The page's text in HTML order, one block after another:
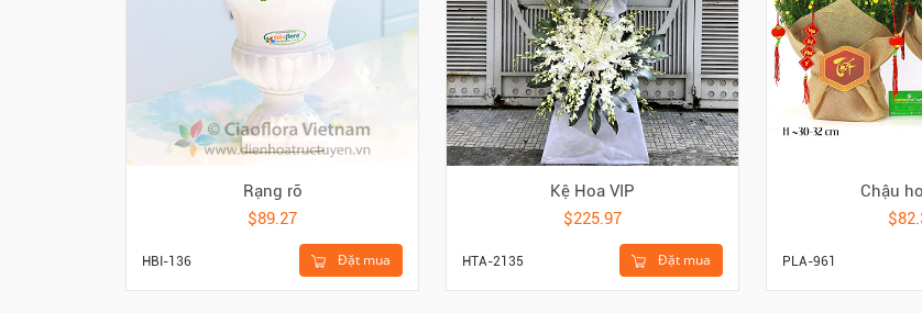
Rạng rỡ
$89.27
Đặt mua
HBI-136
Kệ Hoa VIP
$225.97
Đặt mua
HTA-2135
Chậu
PLA-961